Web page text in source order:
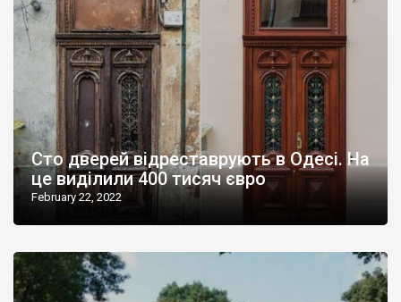
Сто дверей відреставрують в Одесі. На
це виділили 400 тисяч євро
February 22, 2022